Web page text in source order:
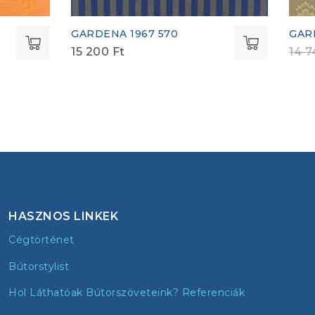
GARDENA 1967 570
15 200 Ft 14
HASZNOS LINKEK
Cégtörténet
Bútorstylist
Hol Láthatóak Bútorszöveteink? Referenciák